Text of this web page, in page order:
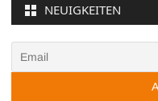
NEUIGKEITEN